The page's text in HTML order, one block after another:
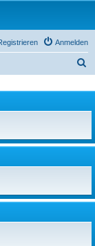
Anmelden
h